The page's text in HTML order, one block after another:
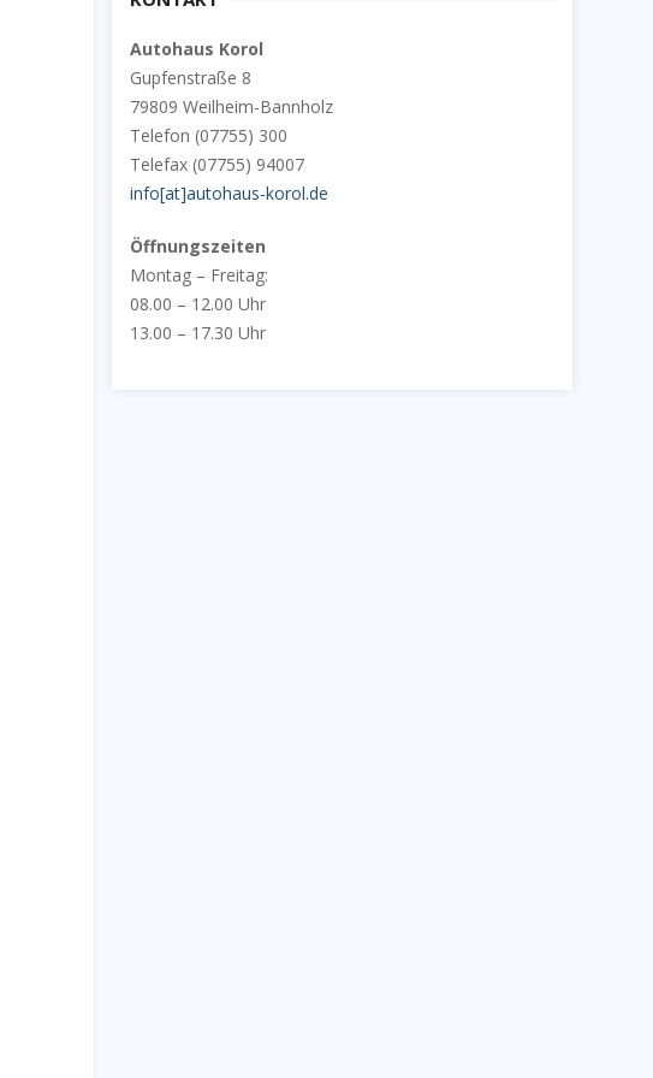
f
o
r
Autohaus Korol
Gupfenstraße 8
79809 Weilheim-Bannholz
Telefon (07755) 300
Telefax (07755) 94007
info[at]autohaus-korol.de
Öffnungszeiten
Montag – Freitag:
08.00 – 12.00 Uhr
13.00 – 17.30 Uhr